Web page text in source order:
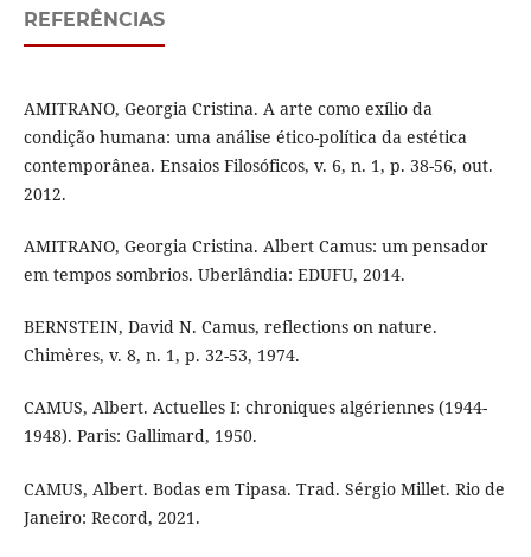
REFERÊNCIAS
AMITRANO, Georgia Cristina. A arte como exílio da
condição humana: uma análise ético-política da estética
contemporânea. Ensaios Filosóficos, v. 6, n. 1, p. 38-56, out.
2012.
AMITRANO, Georgia Cristina. Albert Camus: um pensador
em tempos sombrios. Uberlândia: EDUFU, 2014.
BERNSTEIN, David N. Camus, reflections on nature.
Chimères, v. 8, n. 1, p. 32-53, 1974.
CAMUS, Albert. Actuelles I: chroniques algériennes (1944-
1948). Paris: Gallimard, 1950.
CAMUS, Albert. Bodas em Tipasa. Trad. Sérgio Millet. Rio de
Janeiro: Record, 2021.